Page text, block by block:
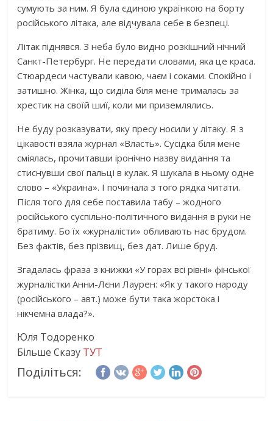
сумують за ним. Я була єдиною українкою на борту
російського літака, але відчувала себе в безпеці.
Літак піднявся. З неба було видно розкішний нічний
Санкт-Петербург. Не передати словами, яка це краса.
Стюардеси частували кавою, чаєм і соками. Спокійно і
затишно. Жінка, що сиділа біля мене трималась за
хрестик на своїй шиї, коли ми приземлялись.
Не буду розказувати, яку пресу носили у літаку. Я з
цікавості взяла журнал «Власть». Сусідка біля мене
сміялась, прочитавши іронічно назву видання та
стиснувши свої пальці в кулак. Я шукала в ньому одне
слово – «Украина». І починала з того рядка читати.
Після того для себе поставила табу – жодного
російського суспільно-політичного видання в руки не
братиму. Бо їх «журналісти» обливають нас брудом.
Без фактів, без прізвищ, без дат. Лише бруд.
Згадалась фраза з книжки «У горах всі рівні» фінської
журналістки Анни-Лєни Лаурен: «Як у такого народу
(російського – авт.) може бути така жорстока і
нікчемна влада?».
Юля Тодоренко
Більше Сказу ТУТ
Поділіться: